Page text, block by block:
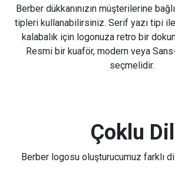
Berber dükkanınızın müşterilerine
tipleri kullanabilirsiniz. Serif yazı tipi
kalabalık için logonuza retro bir
Resmi bir kuaför, modern veya
seçmelidir.
Çoklu Dil
Berber logosu oluşturucumuz farklı